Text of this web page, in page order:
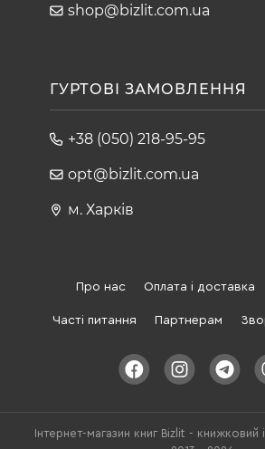
shop@bizlit.com.ua
ГУРТОВІ ЗАМОВЛЕННЯ
+38 (050) 218-95-95
opt@bizlit.com.ua
м. Харків
Про нас Оплата і доставка
Часті питання Партнерам
Інтернет-магазин книг Bizlit - книжковий